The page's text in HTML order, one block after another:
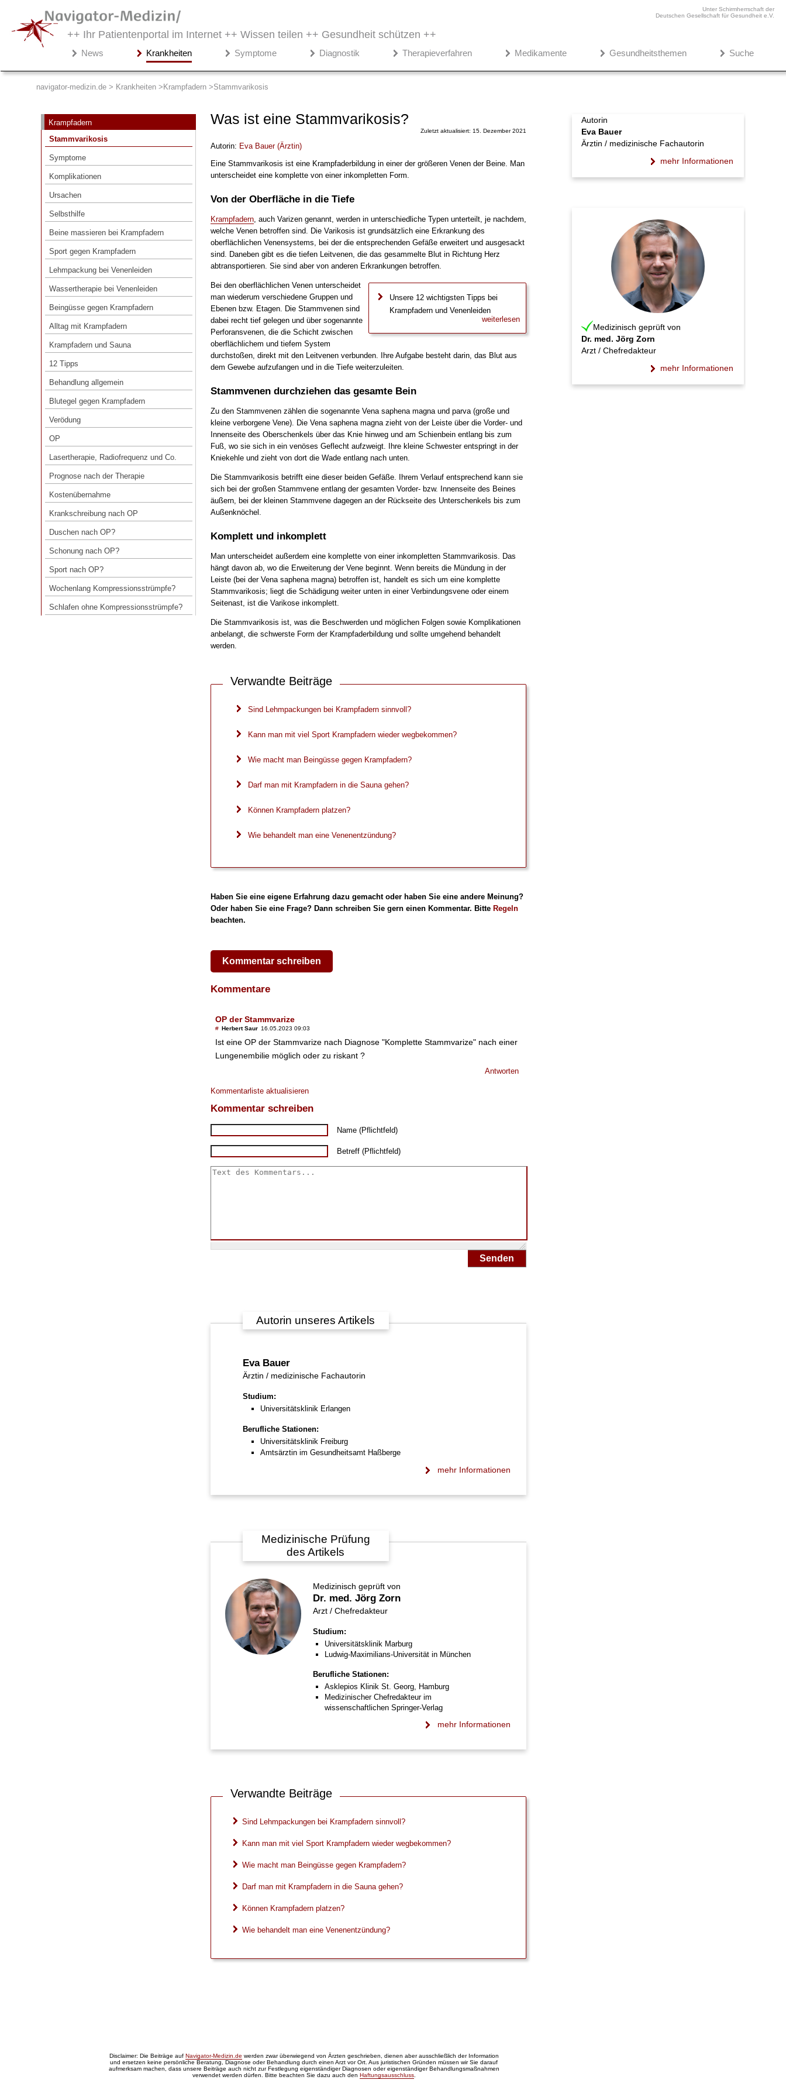
Unter Schirmherrschaft der
Deutschen Gesellschaft für Gesundheit e.V.
++ Ihr Patientenportal im Internet ++ Wissen teilen ++ Gesundheit schützen ++
News Krankheiten Symptome Diagnostik Therapieverfahren Medikamente Gesundheitsthemen Suche
navigator-medizin.de > Krankheiten Krampfadern Stammvarikosis
Krampfadern
Stammvarikosis
Symptome
Komplikationen
Ursachen
Selbsthilfe
Beine massieren bei Krampfadern
Sport gegen Krampfadern
Lehmpackung bei Venenleiden
Wassertherapie bei Venenleiden
Beingüsse gegen Krampfadern
Alltag mit Krampfadern
Krampfadern und Sauna
12 Tipps
Behandlung allgemein
Blutegel gegen Krampfadern
Verödung
OP
Lasertherapie, Radiofrequenz und Co.
Prognose nach der Therapie
Kostenübernahme
Krankschreibung nach OP
Duschen nach OP?
Schonung nach OP?
Sport nach OP?
Wochenlang Kompressionsstrümpfe?
Schlafen ohne Kompressionsstrümpfe?
Was ist eine Stammvarikosis?
Zuletzt aktualisiert: 15. Dezember 2021
Autorin: Eva Bauer(Ärztin)
Eine Stammvarikosis ist eine Krampfaderbildung in einer der größeren Venen der Beine. Man
unterscheidet eine komplette von einer inkompletten Form.
Von der Oberfläche in die Tiefe
Krampfadern, auch Varizen genannt, werden in unterschiedliche Typen unterteilt, je nachdem,
welche Venen betroffen sind. Die Varikosis ist grundsätzlich eine Erkrankung des
oberflächlichen Venensystems, bei der die entsprechenden Gefäße erweitert und ausgesackt
sind. Daneben gibt es die tiefen Leitvenen, die das gesammelte Blut in Richtung Herz
abtransportieren. Sie sind aber von anderen Erkrankungen betroffen.
Unsere 12 wichtigsten Tipps bei
Krampfadern und Venenleiden
weiterlesen
Bei den oberflächlichen Venen unterscheidet
man wiederum verschiedene Gruppen und
Ebenen bzw. Etagen. Die Stammvenen sind
dabei recht tief gelegen und über sogenannte
Perforansvenen, die die Schicht zwischen
oberflächlichem und tiefem System
durchstoßen, direkt mit den Leitvenen verbunden. Ihre Aufgabe besteht darin, das Blut aus
dem Gewebe aufzufangen und in die Tiefe weiterzuleiten.
Stammvenen durchziehen das gesamte Bein
Zu den Stammvenen zählen die sogenannte Vena saphena magna und parva (große und
kleine verborgene Vene). Die Vena saphena magna zieht von der Leiste über die Vorder- und
Innenseite des Oberschenkels über das Knie hinweg und am Schienbein entlang bis zum
Fuß, wo sie sich in ein venöses Geflecht aufzweigt. Ihre kleine Schwester entspringt in der
Kniekehle und zieht von dort die Wade entlang nach unten.
Die Stammvarikosis betrifft eine dieser beiden Gefäße. Ihrem Verlauf entsprechend kann sie
sich bei der großen Stammvene entlang der gesamten Vorder- bzw. Innenseite des Beines
äußern, bei der kleinen Stammvene dagegen an der Rückseite des Unterschenkels bis zum
Außenknöchel.
Komplett und inkomplett
Man unterscheidet außerdem eine komplette von einer inkompletten Stammvarikosis. Das
hängt davon ab, wo die Erweiterung der Vene beginnt. Wenn bereits die Mündung in der
Leiste (bei der Vena saphena magna) betroffen ist, handelt es sich um eine komplette
Stammvarikosis; liegt die Schädigung weiter unten in einer Verbindungsvene oder einem
Seitenast, ist die Varikose inkomplett.
Die Stammvarikosis ist, was die Beschwerden und möglichen Folgen sowie Komplikationen
anbelangt, die schwerste Form der Krampfaderbildung und sollte umgehend behandelt
werden.
Verwandte Beiträge
Sind Lehmpackungen bei Krampfadern sinnvoll?
Kann man mit viel Sport Krampfadern wieder wegbekommen?
Wie macht man Beingüsse gegen Krampfadern?
Darf man mit Krampfadern in die Sauna gehen?
Können Krampfadern platzen?
Wie behandelt man eine Venenentzündung?
Haben Sie eine eigene Erfahrung dazu gemacht oder haben Sie eine andere Meinung?
Oder haben Sie eine Frage? Dann schreiben Sie gern einen Kommentar. Bitte Regeln
beachten.
Kommentar schreiben
Kommentare
OP der Stammvarize
# Herbert Saur 16.05.2023 09:03
Ist eine OP der Stammvarize nach Diagnose "Komplette Stammvarize" nach einer
Lungenembilie möglich oder zu riskant ?
Antworten
Kommentarliste aktualisieren
Kommentar schreiben
Name (Pflichtfeld)
Betreff (Pflichtfeld)
Senden
Autorin unseres Artikels
Eva Bauer
Ärztin / medizinische Fachautorin
Studium:
Universitätsklinik Erlangen
Berufliche Stationen:
Universitätsklinik Freiburg
Amtsärztin im Gesundheitsamt Haßberge
mehr Informationen
Medizinische Prüfung
des Artikels
Medizinisch geprüft von
Dr. med. Jörg Zorn
Arzt / Chefredakteur
Studium:
Universitätsklinik Marburg
Ludwig-Maximilians-Universität in München
Berufliche Stationen:
Asklepios Klinik St. Georg, Hamburg
Medizinischer Chefredakteur im
wissenschaftlichen Springer-Verlag
mehr Informationen
Verwandte Beiträge
Sind Lehmpackungen bei Krampfadern sinnvoll?
Kann man mit viel Sport Krampfadern wieder wegbekommen?
Wie macht man Beingüsse gegen Krampfadern?
Darf man mit Krampfadern in die Sauna gehen?
Können Krampfadern platzen?
Wie behandelt man eine Venenentzündung?
Navigator-
▾
Krankheiten
Krampfadern
Stammvarikosis
Symptome
Komplikationen
Ursachen
Selbsthilfe
Beine massieren bei Krampfadern
Sport gegen Krampfadern
Lehmpackung bei Venenleiden
Wassertherapie bei Venenleiden
Beingüsse gegen Krampfadern
Alltag mit Krampfadern
Krampfadern und Sauna
Behandlung allgemein
Blutegel gegen Krampfadern
Verödung
Lasertherapie, Radiofrequenz und Co.
Prognose nach der Therapie
Kostenübernahme
Krankschreibung nach OP
Duschen nach OP?
Schonung nach OP?
Sport nach OP?
Wochenlang Kompressionsstrümpfe?
Schlafen ohne Kompressionsstrümpfe?
Autorin
Eva Bauer
Ärztin / medizinische Fachautorin
mehr Informationen
Medizinisch geprüft von
Dr. med. Jörg Zorn
Arzt / Chefredakteur
mehr Informationen
Disclaimer: Die Beiträge auf Navigator-Medizin.de werden zwar überwiegend von Ärzten geschrieben, dienen aber ausschließlich der Information
und ersetzen keine persönliche Beratung, Diagnose oder Behandlung durch einen Arzt vor Ort. Aus juristischen Gründen müssen wir Sie darauf
aufmerksam machen, dass unsere Beiträge auch nicht zur Festlegung eigenständiger Diagnosen oder eigenständiger Behandlungsmaßnahmen
verwendet werden dürfen. Bitte beachten Sie dazu auch den Haftungsausschluss.